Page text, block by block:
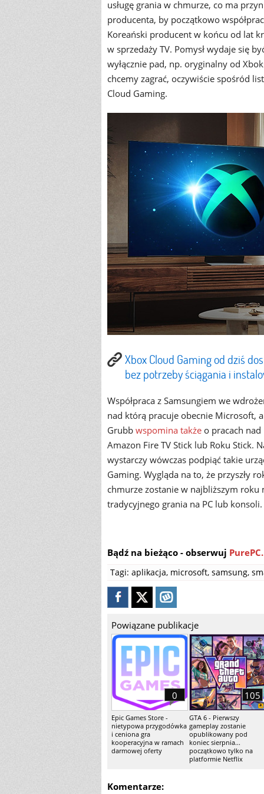
usługę grania w chmurze, co ma
producenta, by początkowo
Koreański producent w końcu od lat
w sprzedaży TV. Pomysł wydaje się
wyłącznie pad, np. oryginalny od
chcemy zagrać, oczywiście spośród
Cloud Gaming.
Xbox Cloud Gaming od dziś
bez potrzeby ściągania i
Współpraca z Samsungiem we
nad którą pracuje obecnie Microsoft,
Grubb wspomina także o pracach
Amazon Fire TV Stick lub Roku Stick.
wystarczy wówczas podpiąć takie
Gaming. Wygląda na to, że przyszły
chmurze zostanie w najbliższym
tradycyjnego grania na PC lub konsoli.
Bądź na bieżąco - obserwuj
Tagi: aplikacja, microsoft, samsung,
Powiązane publikacje
Epic Games Store -
nietypowa przygodówka
i ceniona gra
kooperacyjna w ramach
darmowej oferty
0
GTA 6 - Pierwszy
gameplay zostanie
opublikowany pod
koniec sierpnia...
początkowo tylko na
platformie Netflix
105
Komentarze: